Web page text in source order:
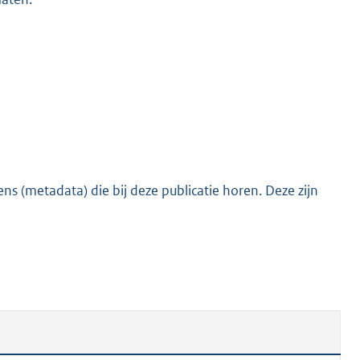
(metadata) die bij deze publicatie horen. Deze zijn